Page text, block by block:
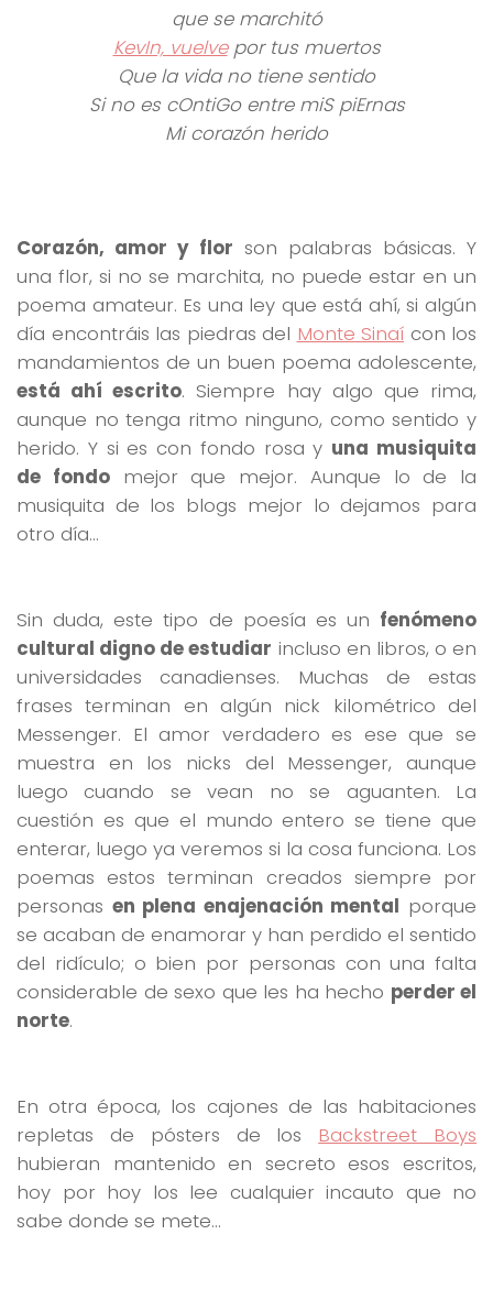
que se marchitó
KevIn, vuelvepor tus muertos
Que la vida no tiene sentido
Si no es cOntiGo entre miS piErnas
Mi corazón herido
Corazón, amor y flor son palabras básicas. Y
una flor, si no se marchita, no puede estar en un
poema amateur. Es una ley que está ahí, si algún
día encontráis las piedras del Monte Sinaí con los
mandamientos de un buen poema adolescente,
está ahí escrito. Siempre hay algo que rima,
aunque no tenga ritmo ninguno, como sentido y
herido. Y si es con fondo rosa y una musiquita
de fondomejor que mejor. Aunque lo de la
musiquita de los blogs mejor lo dejamos para
otro día…
Sin duda, este tipo de poesía es un fenómeno
cultural digno de estudiar incluso en libros, o en
universidades canadienses. Muchas de estas
frases terminan en algún nick kilométrico del
Messenger. El amor verdadero es ese que se
muestra en los nicks del Messenger, aunque
luego cuando se vean no se aguanten. La
cuestión es que el mundo entero se tiene que
enterar, luego ya veremos si la cosa funciona. Los
poemas estos terminan creados siempre por
personas en plena enajenación mental porque
se acaban de enamorar y han perdido el sentido
del ridículo; o bien por personas con una falta
considerable de sexo que les ha hecho perder el
norte.
En otra época, los cajones de las habitaciones
repletas de pósters de los Backstreet Boys
hubieran mantenido en secreto esos escritos,
hoy por hoy los lee cualquier incauto que no
sabe donde se mete…